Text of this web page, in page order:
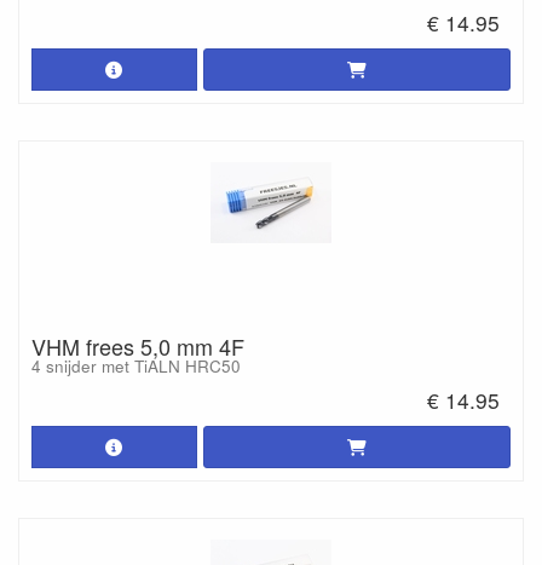
€ 14.95
VHM frees 5,0 mm 4F
4 snijder met TiALN HRC50
€ 14.95